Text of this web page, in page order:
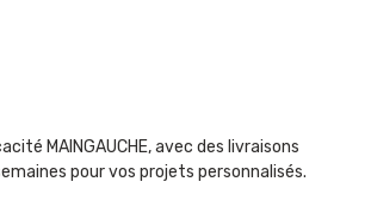
MAINGAUCHE, avec des livraisons
pour vos projets personnalisés.